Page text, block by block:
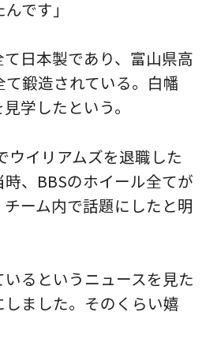
です」
日本製であり、富山県高
鍛造されている。白幡
学したという。
ウイリアムズを退職した
、BBSのホイール全てが
ーム内で話題にしたと明
いるというニュースを見た
ました。そのくらい嬉